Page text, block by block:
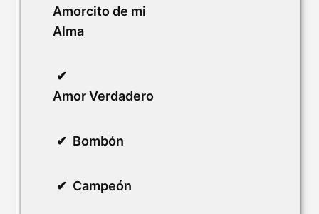
Amorcito de mi
Alma
Amor Verdadero
Bombón
Campeón